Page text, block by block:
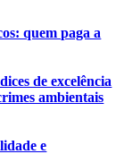
quem paga a
de excelência
ambientais
e